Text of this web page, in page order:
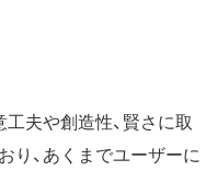
工夫や創造性、賢さに取
り、あくまでユーザーに